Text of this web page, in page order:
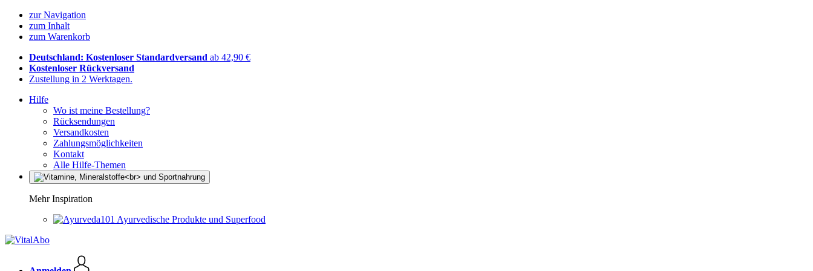
zur Navigation
zum Inhalt
zum Warenkorb
Deutschland: Kostenloser Standardversand ab 42,90 €
Kostenloser Rückversand
Zustellung in 2 Werktagen.
Hilfe
Wo ist meine Bestellung?
Rücksendungen
Versandkosten
Zahlungsmöglichkeiten
Kontakt
Alle Hilfe-Themen
Mehr Inspiration
Ayurvedische Produkte und Superfood